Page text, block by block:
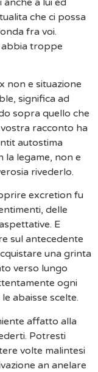
che ci possa
fra voi.
abbia troppe
non e situazione
significa ad
sopra quello che
racconto ha
autostima
la legame, non e
rivederlo.
excretion fu
delle
E
sul antecedente
una grinta
verso lungo
ogni
abaisse scelte.
affatto alla
Potresti
volte malintesi
an anelare